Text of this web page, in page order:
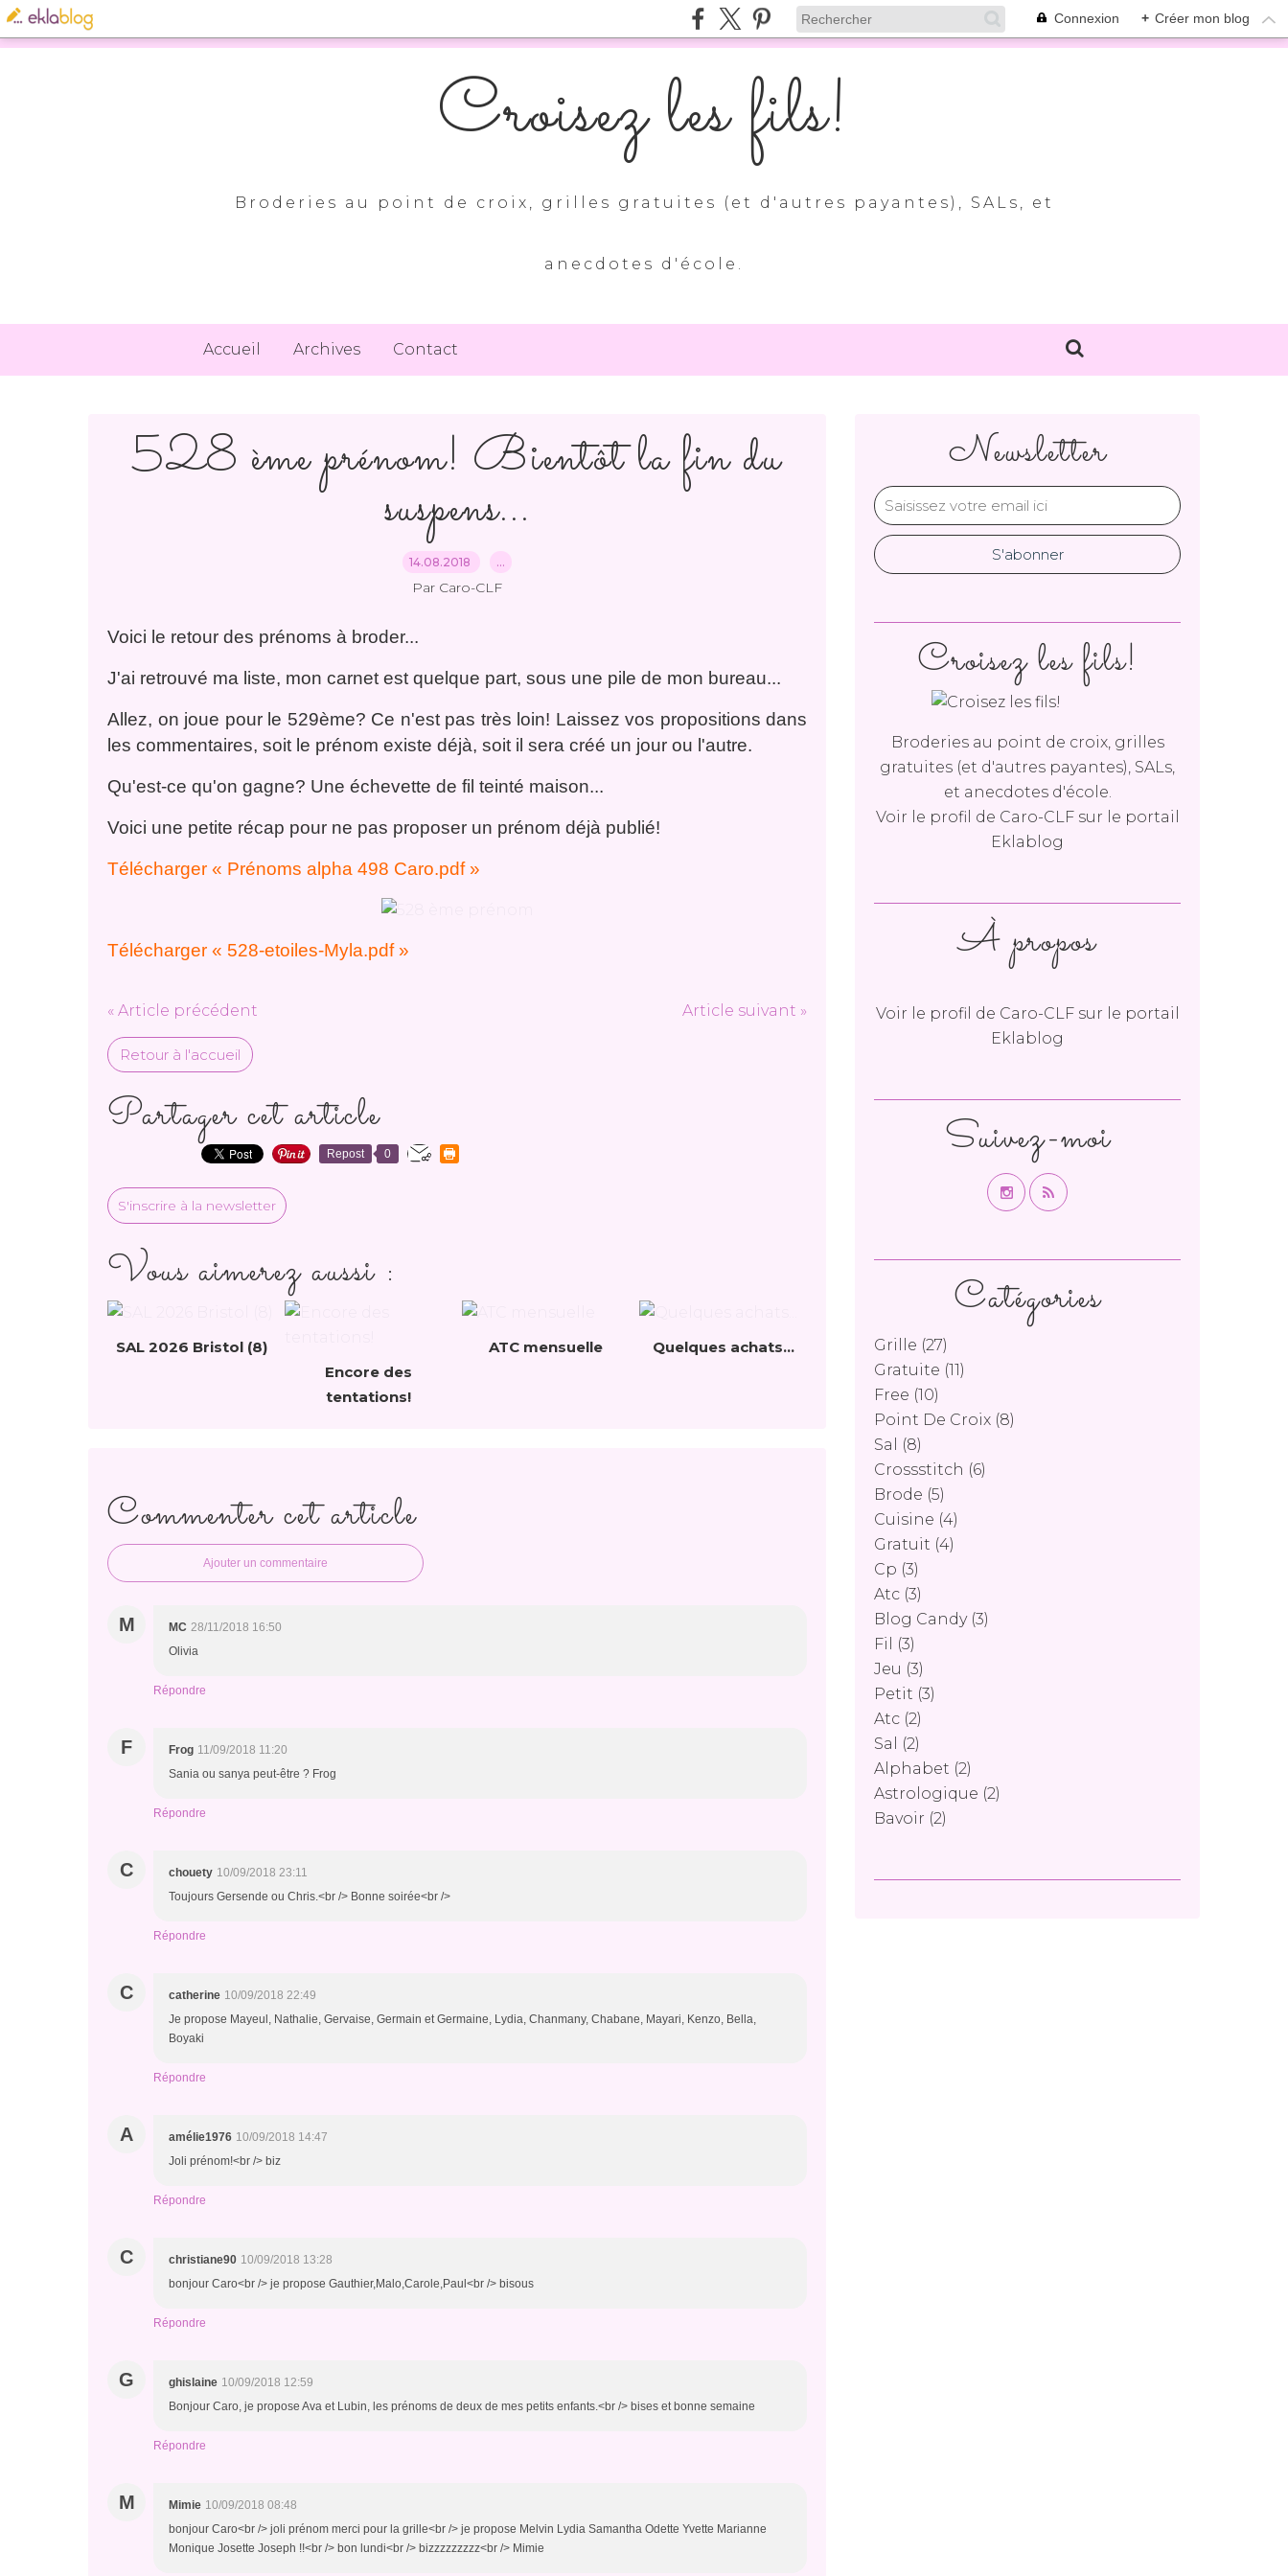
Connexion + Créer mon blog
Croisez les fils!
Broderies au point de croix, grilles gratuites (et d'autres payantes), SALs, et
anecdotes d'école.
Accueil Archives Contact
528 ème prénom! Bientôt la fin du
suspens...
14.08.2018 …
Par Caro-CLF
Voici le retour des prénoms à broder...
J'ai retrouvé ma liste, mon carnet est quelque part, sous une pile de mon bureau...
Allez, on joue pour le 529ème? Ce n'est pas très loin! Laissez vos propositions dans
les commentaires, soit le prénom existe déjà, soit il sera créé un jour ou l'autre.
Qu'est-ce qu'on gagne? Une échevette de fil teinté maison...
Voici une petite récap pour ne pas proposer un prénom déjà publié!
Télécharger « Prénoms alpha 498 Caro.pdf »
Télécharger « 528-etoiles-Myla.pdf »
« Article précédent Article suivant »
Retour à l'accueil
Partager cet article
Repost 0
S'inscrire à la newsletter
Vous aimerez aussi :
SAL 2026 Bristol (8)
Encore des
tentations!
ATC mensuelle Quelques achats...
Commenter cet article
Ajouter un commentaire
M MC 28/11/2018 16:50
Olivia
Répondre
F Frog 11/09/2018 11:20
Sania ou sanya peut-être ? Frog
Répondre
C chouety 10/09/2018 23:11
Toujours Gersende ou Chris.<br /> Bonne soirée<br />
Répondre
C catherine 10/09/2018 22:49
Je propose Mayeul, Nathalie, Gervaise, Germain et Germaine, Lydia, Chanmany, Chabane, Mayari, Kenzo, Bella,
Boyaki
Répondre
A amélie1976 10/09/2018 14:47
Joli prénom!<br /> biz
Répondre
C christiane90 10/09/2018 13:28
bonjour Caro<br /> je propose Gauthier,Malo,Carole,Paul<br /> bisous
Répondre
G ghislaine 10/09/2018 12:59
Bonjour Caro, je propose Ava et Lubin, les prénoms de deux de mes petits enfants.<br /> bises et bonne semaine
Répondre
M Mimie 10/09/2018 08:48
bonjour Caro<br /> joli prénom merci pour la grille<br /> je propose Melvin Lydia Samantha Odette Yvette Marianne
Monique Josette Joseph !!<br /> bon lundi<br /> bizzzzzzzzz<br /> Mimie
Newsletter
Catégories
Grille (27)
Gratuite (11)
Free (10)
Point De Croix (8)
Sal
(8)
Crossstitch (6)
Brode (5)
Cuisine (4)
Gratuit (4)
Cp (3)
Atc (3)
Blog Candy(3)
Fil
(3)
Jeu (3)
Petit (3)
Atc (2)
Sal
(2)
Alphabet (2)
Astrologique (2)
Bavoir (2)
Croisez les fils!
Broderies au point de croix, grilles
gratuites (et d'autres payantes), SALs,
et anecdotes d'école.
Voir le profil de Caro-CLFsur le portail
Eklablog
Suivez-moi
À propos
Voir le profil de Caro-CLFsur le portail
Eklablog